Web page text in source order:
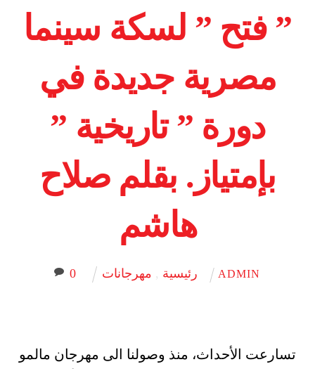
” فتح ” لسكة سينما
مصرية جديدة في
دورة ” تاريخية ”
بإمتياز. بقلم صلاح
هاشم
ADMIN رئيسية , مهرجانات 0
تسارعت الأحداث، منذ وصولنا الى مهرجان مالمو